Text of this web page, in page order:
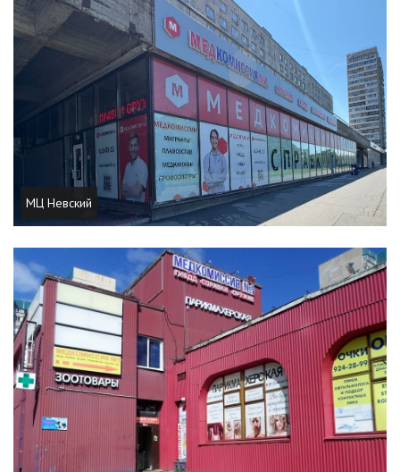
МЦ Невский